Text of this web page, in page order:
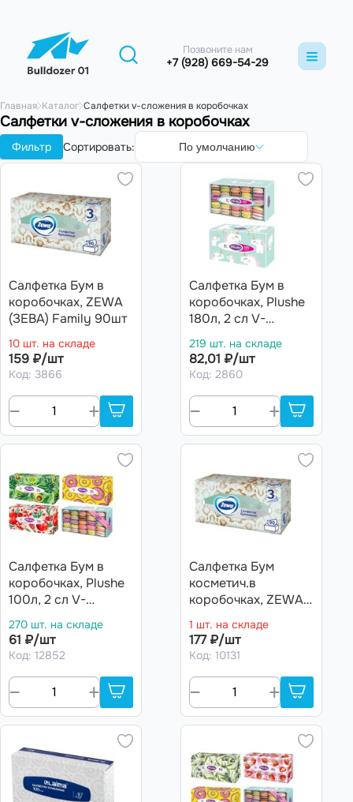
Позвоните нам
+7 (928) 669-54-29
Главная Каталог Салфетки v-сложения в коробочках
Салфетки v-сложения в коробочках
Фильтр Сортировать: По умолчанию
Салфетка Бум в
коробочках, ZEWA
(ЗЕВА) Family 90шт
10 шт. на складе
159 ₽/шт
Код: 3866
Салфетка Бум в
коробочках, Plushe
180л, 2 сл V-
Единороги, Цветы
акварель, 25шт в
кор. АРТ.
219 шт. на складе
82,01 ₽/шт
Код: 2860
Салфетка Бум в
коробочках, Plushe
100л, 2 сл V-
Макаронс,
Клубника, Гиацинт)
270 шт. на складе
61 ₽/шт
Код: 12852
Салфетка Бум
косметич.в
коробочках, ZEWA
90шт
1 шт. на складе
177 ₽/шт
Код: 10131